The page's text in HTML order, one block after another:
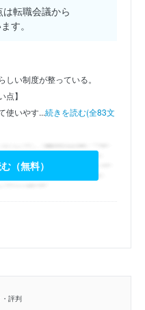
転職会議から
す。
い制度が整っている。
点】
使いやす...続きを読む(全83文
（無料）
評判